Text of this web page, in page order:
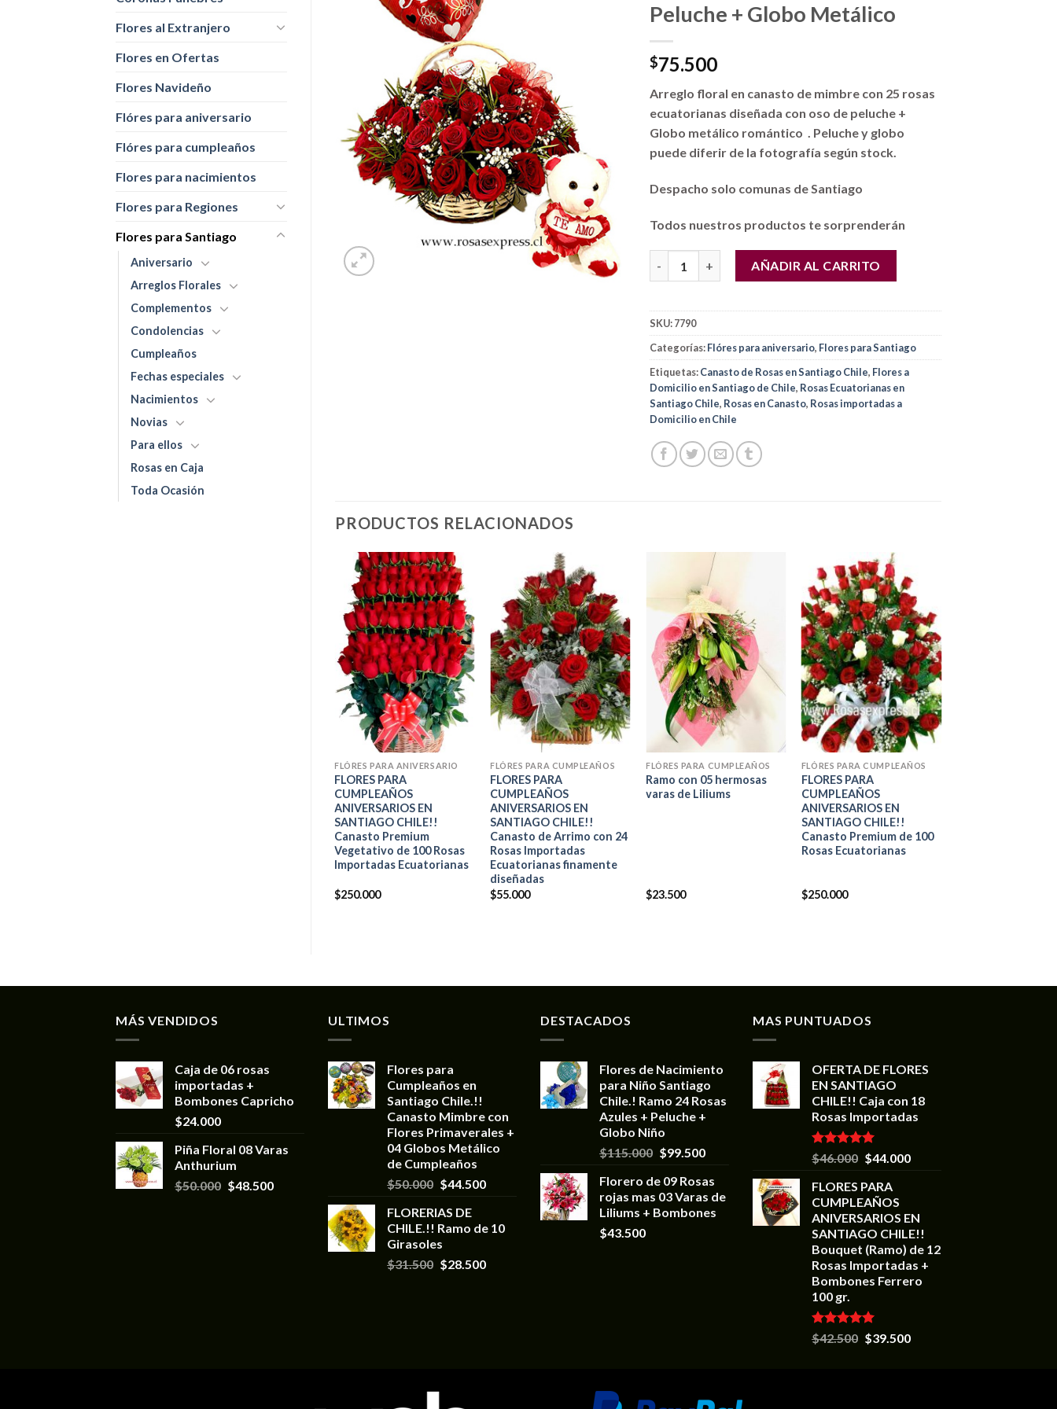
Flores al Extranjero
Flores en Ofertas
Flores Navideño
Flóres para aniversario
Flóres para cumpleaños
Flores para nacimientos
Flores para Regiones
Flores para Santiago
Aniversario
Arreglos Florales
Complementos
Condolencias
Cumpleaños
Fechas especiales
Nacimientos
Novias
Para ellos
Rosas en Caja
Toda Ocasión
Peluche + Globo Metálico
$75.500
Arreglo floral en canasto de mimbre con 25 rosas
ecuatorianas diseñada con oso de peluche +
Globo metálico romántico . Peluche y globo
puede diferir de la fotografía según stock.
Despacho solo comunas de Santiago
Todos nuestros productos te sorprenderán
Flores para Aniversarios en Santiago Chile.!! Canasto Mimbre con 25
AÑADIR AL CARRITO
SKU:7790
Categorías:Flóres para aniversario, Flores para Santiago
Etiquetas:Canasto de Rosas en Santiago Chile, Flores a
Domicilio en Santiago de Chile, Rosas Ecuatorianas en
Santiago Chile, Rosas en Canasto, Rosas importadas a
Domicilio en Chile
PRODUCTOS RELACIONADOS
FLÓRES PARA ANIVERSARIO
FLORES PARA
CUMPLEAÑOS
ANIVERSARIOS EN
SANTIAGO CHILE!!
Canasto Premium
Vegetativo de 100 Rosas
Importadas Ecuatorianas
$250.000
FLÓRES PARA CUMPLEAÑOS
FLORES PARA
CUMPLEAÑOS
ANIVERSARIOS EN
SANTIAGO CHILE!!
Canasto de Arrimo con 24
Rosas Importadas
Ecuatorianas finamente
diseñadas
$55.000
+
FLÓRES PARA CUMPLEAÑOS
Ramo con 05 hermosas
varas de Liliums
$23.500
+
FLÓRES PARA CUMPLEAÑOS
FLORES PARA
CUMPLEAÑOS
ANIVERSARIOS EN
SANTIAGO CHILE!!
Canasto Premium de 100
Rosas Ecuatorianas
$250.000
MÁS VENDIDOS
Caja de 06 rosas
importadas +
Bombones Capricho
$24.000
Piña Floral 08 Varas
Anthurium
$50.000 $48.500
ULTIMOS
Flores para
Cumpleaños en
Santiago Chile.!!
Canasto Mimbre con
Flores Primaverales +
04 Globos Metálico
de Cumpleaños
$50.000 $44.500
FLORERIAS DE
CHILE.!! Ramo de 10
Girasoles
$31.500 $28.500
DESTACADOS
Flores de Nacimiento
para Niño Santiago
Chile.! Ramo 24 Rosas
Azules + Peluche +
Globo Niño
$115.000 $99.500
Florero de 09 Rosas
rojas mas 03 Varas de
Liliums + Bombones
$43.500
MAS PUNTUADOS
OFERTA DE FLORES
EN SANTIAGO
CHILE!! Caja con 18
Rosas Importadas
Valorado en
5.00
$46.000 $44.000
FLORES PARA
CUMPLEAÑOS
ANIVERSARIOS EN
SANTIAGO CHILE!!
Bouquet (Ramo) de 12
Rosas Importadas +
Bombones Ferrero
100 gr.
Valorado en
5.00
$42.500 $39.500